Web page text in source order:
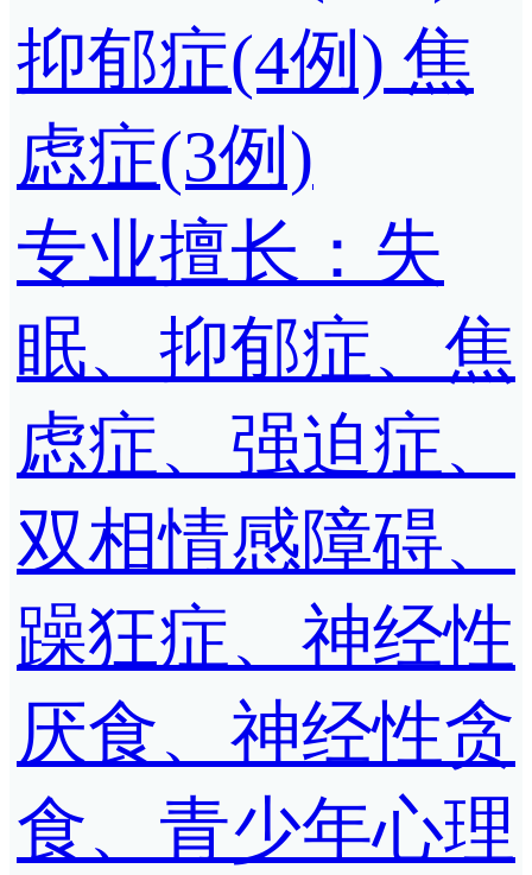
抑郁症(4例) 焦
虑症(3例)
专业擅长：失
眠、抑郁症、焦
虑症、强迫症、
双相情感障碍、
躁狂症、神经性
厌食、神经性贪
食、青少年心理